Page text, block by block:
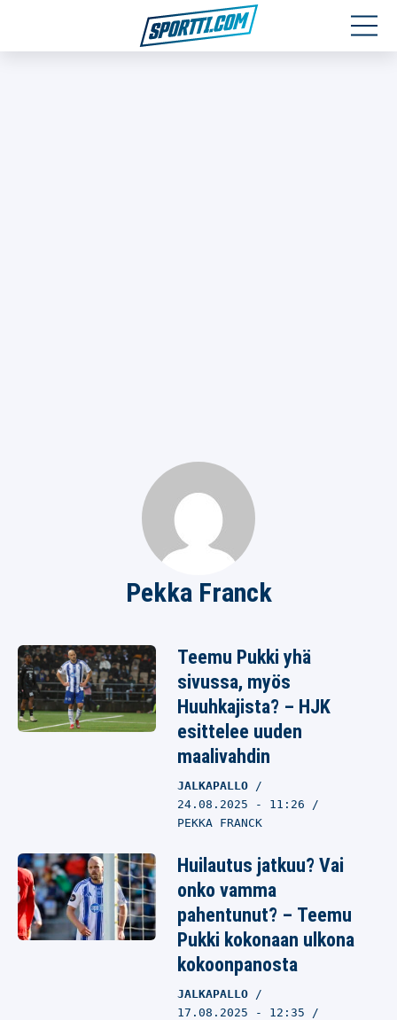
Pekka Franck
Teemu Pukki yhä
sivussa, myös
Huuhkajista? – HJK
esittelee uuden
maalivahdin
JALKAPALLO
24.08.2025 - 11:26
PEKKA FRANCK
Huilautus jatkuu? Vai
onko vamma
pahentunut? – Teemu
Pukki kokonaan ulkona
kokoonpanosta
JALKAPALLO
17.08.2025 - 12:35